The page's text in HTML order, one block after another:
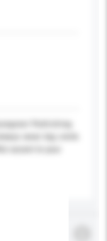
wear big smile.